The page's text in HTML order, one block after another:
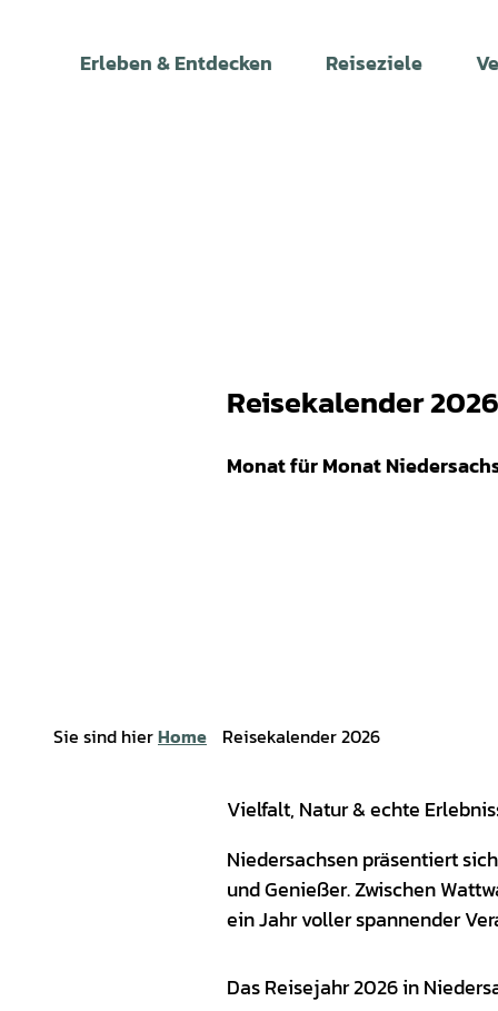
Erleben & Entdecken Reiseziele
Reisekalender 2026
Monat für Monat
Sie sind hierHome Reisekalender 2026
Vielfalt, Natur & echte
Niedersachsen präsentiert
und Genießer. Zwischen
ein Jahr voller spannender
Das Reisejahr 2026 in